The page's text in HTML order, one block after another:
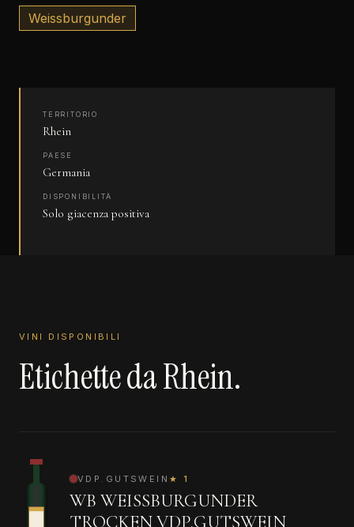
Weissburgunder
TERRITORIO
Rhein
PAESE
Germania
DISPONIBILITÀ
Solo giacenza positiva
VINI DISPONIBILI
Etichette da Rhein.
VDP.GUTSWEIN ★ 1
WB WEISSBURGUNDER
TROCKEN VDP.GUTSWEIN